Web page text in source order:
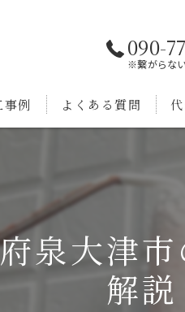
090-
※繋がらな
事例 よくある質問
泉大津
解説